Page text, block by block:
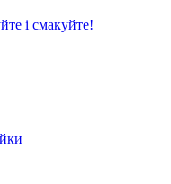
і смакуйте!